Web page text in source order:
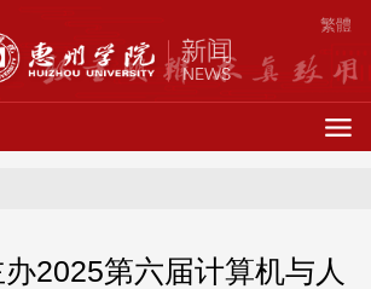
繁體
2025第六届计算机与人